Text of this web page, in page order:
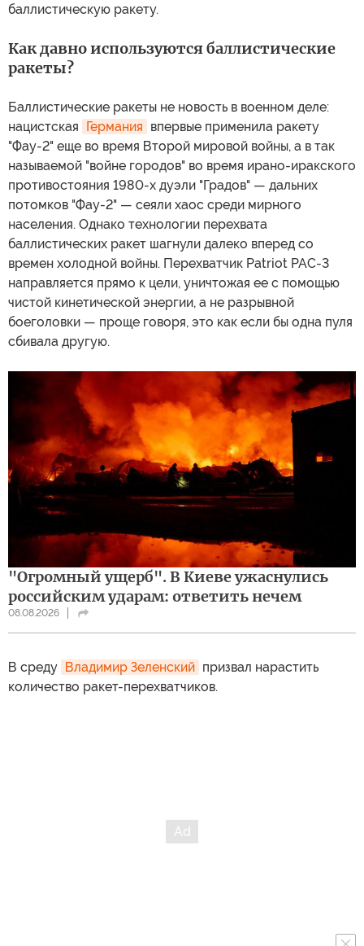
баллистическую ракету.
Как давно используются баллистические
ракеты?
Баллистические ракеты не новость в военном деле:
нацистская Германия впервые применила ракету
"Фау-2" еще во время Второй мировой войны, а в так
называемой "войне городов" во время ирано-иракского
противостояния 1980-х дуэли "Градов" — дальних
потомков "Фау-2" — сеяли хаос среди мирного
населения. Однако технологии перехвата
баллистических ракет шагнули далеко вперед со
времен холодной войны. Перехватчик Patriot PAC-3
направляется прямо к цели, уничтожая ее с помощью
чистой кинетической энергии, а не разрывной
боеголовки — проще говоря, это как если бы одна пуля
сбивала другую.
"Огромный ущерб". В Киеве ужаснулись
российским ударам: ответить нечем
08.08.2026
В среду Владимир Зеленский призвал нарастить
количество ракет-перехватчиков.